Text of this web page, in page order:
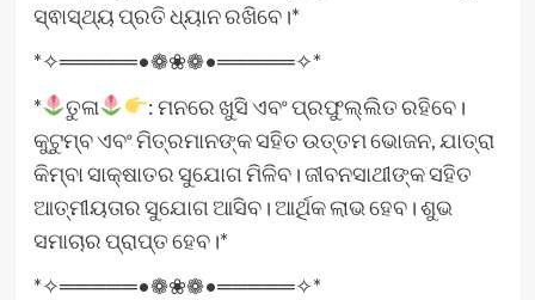
ସ୍ଵାସ୍ଥ୍ୟ ପ୍ରତି ଧ୍ୟାନ ରଖିବେ।*
*✧═════•❁❀❁•═════✧*
*
ତୁଳା
: ମନରେ ଖୁସି ଏବଂ ପ୍ରଫୁଲ୍ଲିତ ରହିବେ।
କୁଟୁମ୍ବ ଏବଂ ମିତ୍ରମାନଙ୍କ ସହିତ ଉତ୍ତମ ଭୋଜନ, ଯାତ୍ରା
କିମ୍ବା ସାକ୍ଷାତର ସୁଯୋଗ ମିଳିବ। ଜୀବନସାଥୀଙ୍କ ସହିତ
ଆତ୍ମୀୟତାର ସୁଯୋଗ ଆସିବ। ଆର୍ଥିକ ଲାଭ ହେବ। ଶୁଭ
ସମାଚାର ପ୍ରାପ୍ତ ହେବ।*
*✧═════•❁❀❁•═════✧*